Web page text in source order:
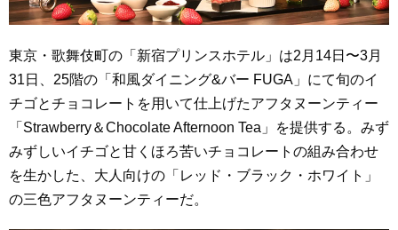
東京・歌舞伎町の「新宿プリンスホテル」は2月14日〜3月
31日、25階の「和風ダイニング&バー FUGA」にて旬のイ
チゴとチョコレートを用いて仕上げたアフタヌーンティー
「Strawberry＆Chocolate Afternoon Tea」を提供する。みず
みずしいイチゴと甘くほろ苦いチョコレートの組み合わせ
を生かした、大人向けの「レッド・ブラック・ホワイト」
の三色アフタヌーンティーだ。